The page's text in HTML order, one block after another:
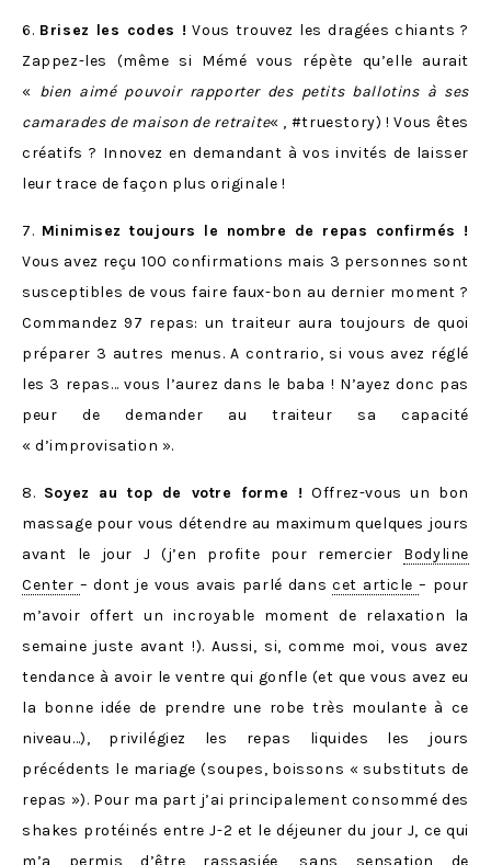
6. Brisez les codes ! Vous trouvez les dragées chiants ?
Zappez-les (même si Mémé vous répète qu’elle aurait
« bien aimé pouvoir rapporter des petits ballotins à ses
camarades de maison de retraite« , #truestory) ! Vous êtes
créatifs ? Innovez en demandant à vos invités de laisser
leur trace de façon plus originale !
7. Minimisez toujours le nombre de repas confirmés !
Vous avez reçu 100 confirmations mais 3 personnes sont
susceptibles de vous faire faux-bon au dernier moment ?
Commandez 97 repas: un traiteur aura toujours de quoi
préparer 3 autres menus. A contrario, si vous avez réglé
les 3 repas… vous l’aurez dans le baba ! N’ayez donc pas
peur de demander au traiteur sa capacité
« d’improvisation ».
8. Soyez au top de votre forme ! Offrez-vous un bon
massage pour vous détendre au maximum quelques jours
avant le jour J (j’en profite pour remercier Bodyline
Center – dont je vous avais parlé danscet article– pour
m’avoir offert un incroyable moment de relaxation la
semaine juste avant !). Aussi, si, comme moi, vous avez
tendance à avoir le ventre qui gonfle (et que vous avez eu
la bonne idée de prendre une robe très moulante à ce
niveau…), privilégiez les repas liquides les jours
précédents le mariage (soupes, boissons « substituts de
repas »). Pour ma part j’ai principalement consommé des
shakes protéinés entre J-2 et le déjeuner du jour J, ce qui